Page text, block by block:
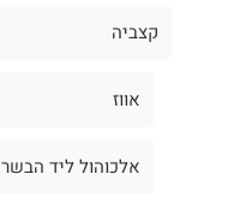
קצביה
אווז
אלכוהול ליד הבשר